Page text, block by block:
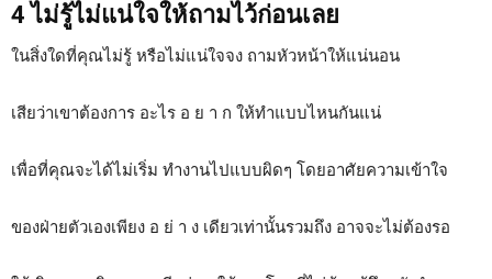
4 ไม่รู้ไม่แน่ใจให้ถามไว้ก่อนเลย
ในสิ่งใดที่คุณไม่รู้ หรือไม่แน่ใจจง ถามหัวหน้าให้แน่นอน
เสียว่าเขาต้องการ อะไร อ ย า ก ให้ทำแบบไหนกันแน่
เพื่อที่คุณจะได้ไม่เริ่ม ทำงานไปแบบผิดๆ โดยอาศัยความเข้าใจ
ของฝ่ายตัวเองเพียง อ ย่ า ง เดียวเท่านั้นรวมถึง อาจจะไม่ต้องรอ